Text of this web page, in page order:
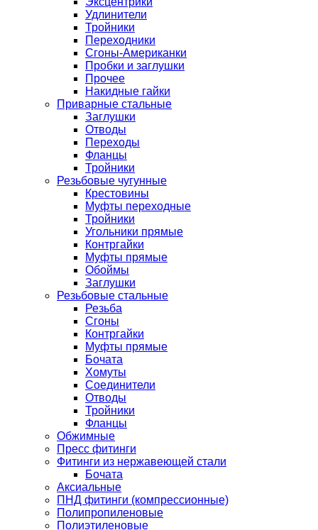
Удлинители
Тройники
Переходники
Сгоны-Американки
Пробки и заглушки
Прочее
Накидные гайки
Приварные стальные
Заглушки
Отводы
Переходы
Фланцы
Тройники
Резьбовые чугунные
Крестовины
Муфты переходные
Тройники
Угольники прямые
Контргайки
Муфты прямые
Обоймы
Заглушки
Резьбовые стальные
Резьба
Сгоны
Контргайки
Муфты прямые
Бочата
Хомуты
Соединители
Отводы
Тройники
Фланцы
Обжимные
Пресс фитинги
Фитинги из нержавеющей стали
Бочата
Аксиальные
ПНД фитинги (компрессионные)
Полипропиленовые
Полиэтиленовые